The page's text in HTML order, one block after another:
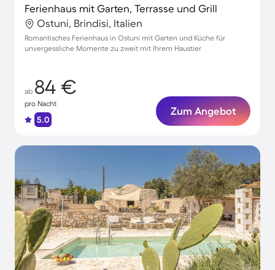
Ferienhaus mit Garten, Terrasse und Grill
Ostuni, Brindisi, Italien
Romantisches Ferienhaus in Ostuni mit Garten und Küche für
unvergessliche Momente zu zweit mit Ihrem Haustier
ab 84 €
pro Nacht
5.0
Zum Angebot